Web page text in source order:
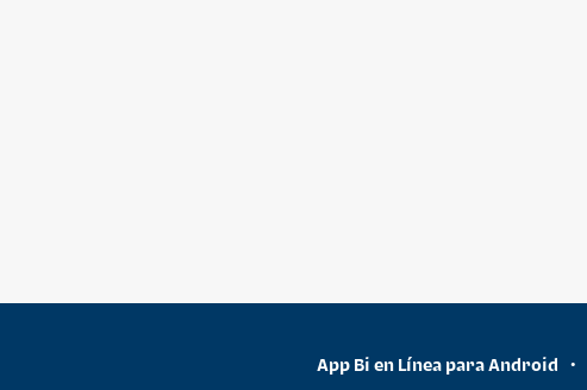
App Bi en Línea para Android •